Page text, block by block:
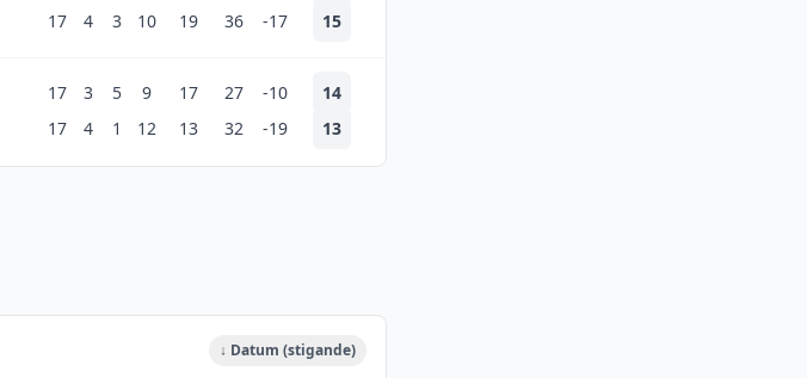
17 4 3 10 19 36 -17 15
17 3 5 9 17 27 -10 14
17 4 1 12 13 32 -19 13
↓ Datum (stigande)